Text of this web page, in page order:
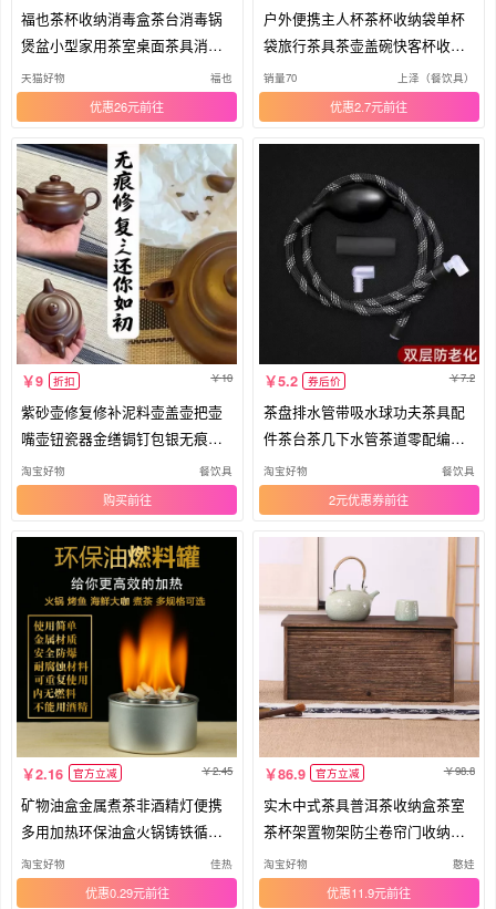
福也茶杯收纳消毒盒茶台消毒锅
煲盆小型家用茶室桌面茶具消毒
柜
天猫好物 福也
优惠26元
户外便携主人杯茶杯收纳袋单杯
袋旅行茶具茶壶盖碗快客杯收纳
包袋
销量70 上泽（餐饮具）
优惠2.7元
9 折扣 10
紫砂壶修复修补泥料壶盖壶把壶
嘴壶钮瓷器金缮锔钉包银无痕修
复
淘宝好物 餐饮具
购买
5.2 券后价 7.2
茶盘排水管带吸水球功夫茶具配
件茶台茶几下水管茶道零配编织
软管
淘宝好物 餐饮具
2元优惠券
2.16 官方立减 2.45
矿物油盒金属煮茶非酒精灯便携
多用加热环保油盒火锅铸铁循环
防爆
淘宝好物 佳热
优惠0.29元
86.9 官方立减 98.8
实木中式茶具普洱茶收纳盒茶室
茶杯架置物架防尘卷帘门收纳柜
茶盏
淘宝好物 憨娃
优惠11.9元